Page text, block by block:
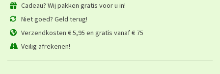
Cadeau? Wij pakken gratis voor u in!
Niet goed? Geld terug!
Verzendkosten € 5,95 en gratis vanaf € 75
Veilig afrekenen!